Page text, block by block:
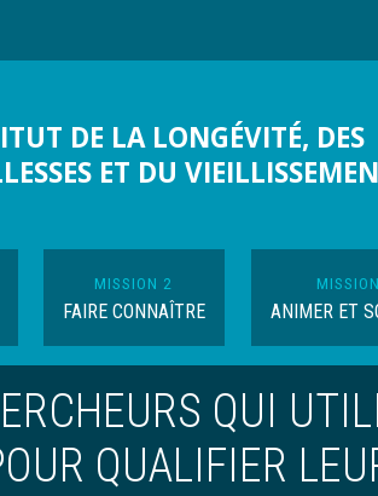
DE LA LONGÉVITÉ, DES
ET DU
MISSION 2
FAIRE CONNAÎTRE ANIMER ET
QUI
QUALIFIER